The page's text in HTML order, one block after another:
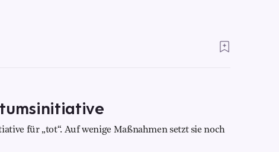
für „tot“. Auf wenige Maßnahmen setzt sie noch